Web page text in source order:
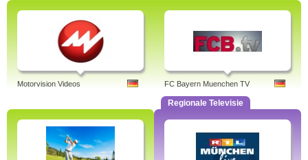
Motorvision Videos FC Bayern Muenchen TV
Regionale Televisie